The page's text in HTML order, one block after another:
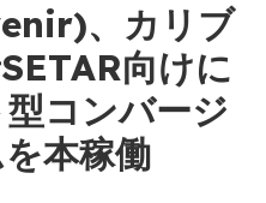
、カリブ
向けに
コンバージ
本稼働